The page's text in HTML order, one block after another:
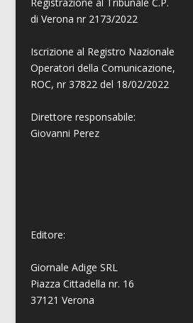
di Verona nr 2173/2022
Iscrizione al Registro Nazionale
Operatori della Comunicazione,
ROC, nr 37822 del 18/02/2022
Direttore responsabile:
Giovanni Perez
Editore:
Giornale Adige SRL
Piazza Cittadella nr. 16
37121 Verona